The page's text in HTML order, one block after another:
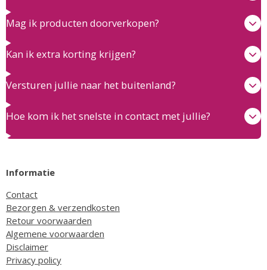
Mag ik producten doorverkopen?
Kan ik extra korting krijgen?
Versturen jullie naar het buitenland?
Hoe kom ik het snelste in contact met jullie?
Informatie
Contact
Bezorgen & verzendkosten
Retour voorwaarden
Algemene voorwaarden
Disclaimer
Privacy policy